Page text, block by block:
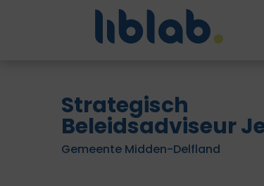
Strategisch
Beleidsadviseur
Gemeente Midden-Delfland